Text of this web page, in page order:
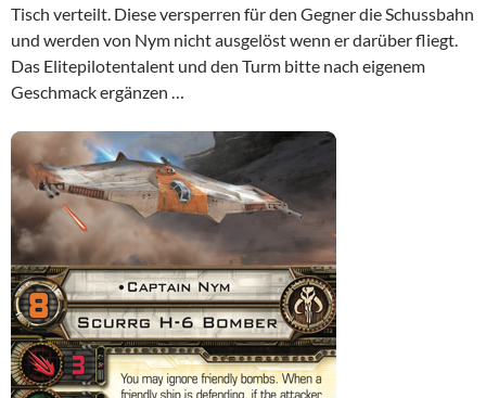
Tisch verteilt. Diese versperren für den Gegner die Schussbahn
und werden von Nym nicht ausgelöst wenn er darüber fliegt.
Das Elitepilotentalent und den Turm bitte nach eigenem
Geschmack ergänzen …